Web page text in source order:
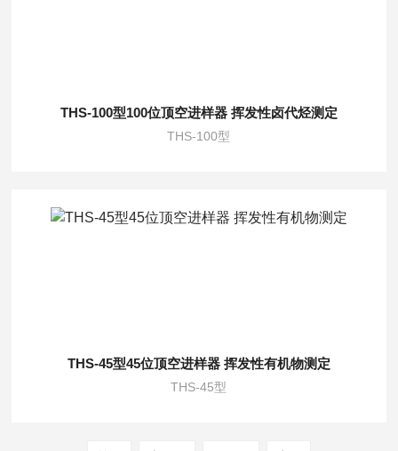
THS-100型100位顶空进样器 挥发性卤代烃测定
THS-100型
THS-45型45位顶空进样器 挥发性有机物测定
THS-45型